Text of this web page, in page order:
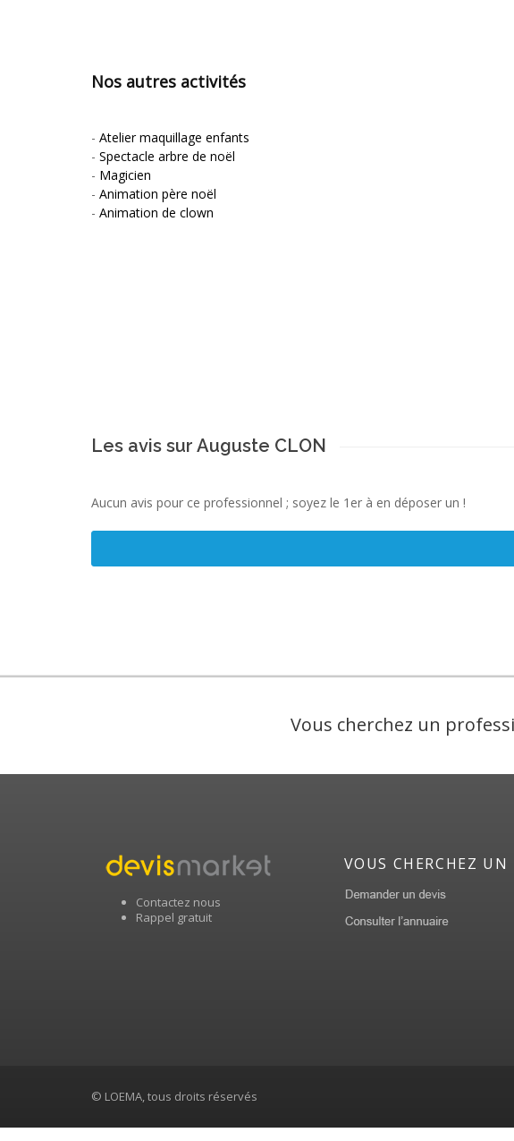
Nos autres activités
- Atelier maquillage enfants
- Spectacle arbre de noël
- Magicien
- Animation père noël
- Animation de clown
Les avis sur Auguste CLON
Aucun avis pour ce professionnel ; soyez le 1er à en déposer un !
Vous cherchez un
Contactez nous
Rappel gratuit
VOUS CHERCHEZ UN
© LOEMA, tous droits réservés